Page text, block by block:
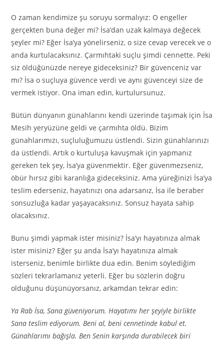
O zaman kendimize şu soruyu sormalıyız: O engeller
gerçekten buna değer mi? İsa’dan uzak kalmaya değecek
şeyler mi? Eğer İsa’ya yönelirseniz, o size cevap verecek ve o
anda kurtulacaksınız. Çarmıhtaki suçlu şimdi cennette. Peki
siz öldüğünüzde nereye gideceksiniz? Bir güvenceniz var
mı? İsa o suçluya güvence verdi ve aynı güvenceyi size de
vermek istiyor. Ona iman edin, kurtulursunuz.
Bütün dünyanın günahlarını kendi üzerinde taşımak için İsa
Mesih yeryüzüne geldi ve çarmıhta öldü. Bizim
günahlarımızı, suçluluğumuzu üstlendi. Sizin günahlarınızı
da üstlendi. Artık o kurtuluşa kavuşmak için yapmanız
gereken tek şey, İsa’ya güvenmektir. Eğer güvenmezseniz,
öbür hırsız gibi karanlığa gideceksiniz. Ama yüreğinizi İsa’ya
teslim ederseniz, hayatınızı ona adarsanız, İsa ile beraber
sonsuzluğa kadar yaşayacaksınız. Sonsuz hayata sahip
olacaksınız.
Bunu şimdi yapmak ister misiniz? İsa’yı hayatınıza almak
ister misiniz? Eğer şu anda İsa’yı hayatınıza almak
isterseniz, benimle birlikte dua edin. Benim söylediğim
sözleri tekrarlamanız yeterli. Eğer bu sözlerin doğru
olduğunu düşünüyorsanız, arkamdan tekrar edin:
Ya Rab İsa, Sana güveniyorum. Hayatımı her şeyiyle birlikte
Sana teslim ediyorum. Beni al, beni cennetinde kabul et.
Günahlarımı bağışla. Ben Senin karşında durabilecek biri